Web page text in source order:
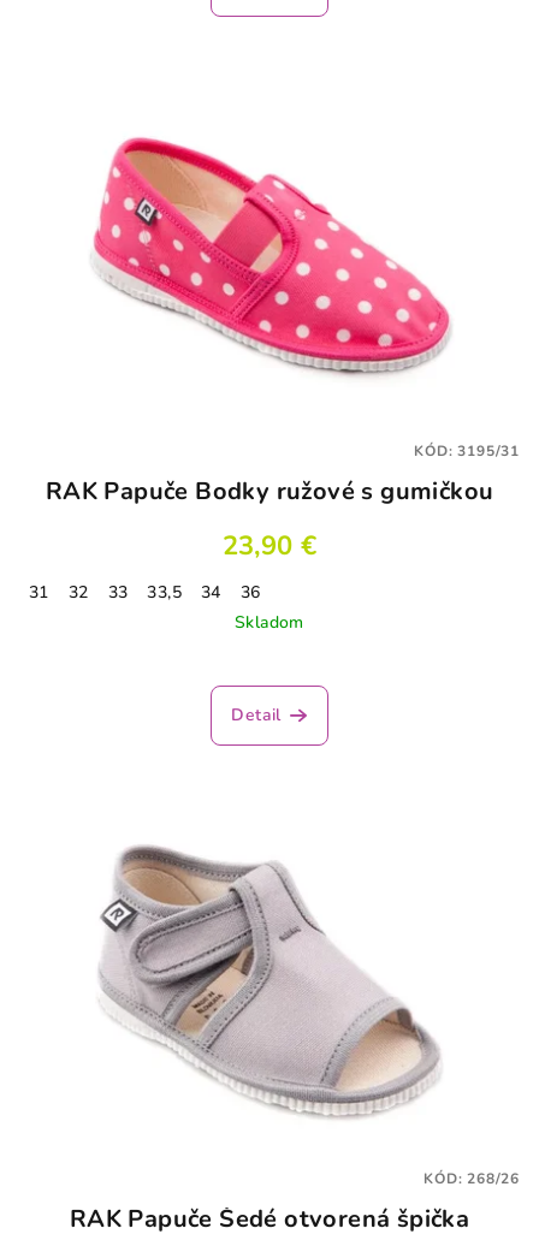
RAK Papuče Bodky ružové s gumičkou
23,90 €
31 32 33 33,5 34
36
Skladom
Detail
KÓD:3195/31
RAK Papuče Šedé otvorená špička
KÓD:268/26